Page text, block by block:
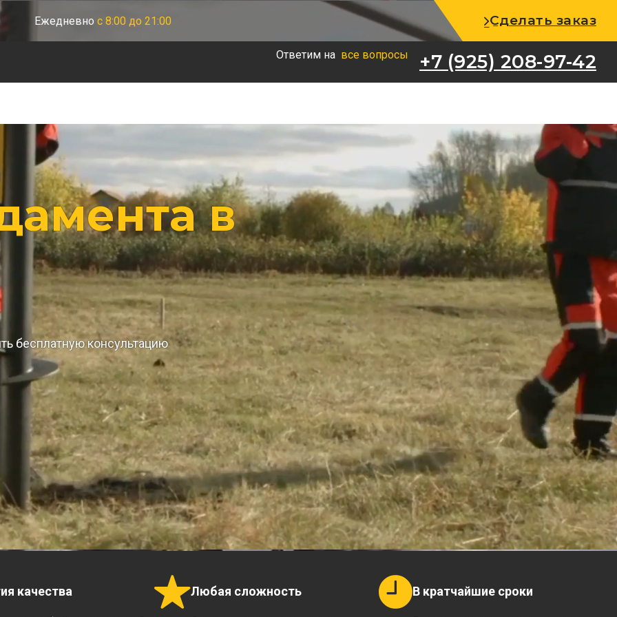
+7 (925) 208-97-42
Ежедневно с 8:00 до 21:00 Сделать заказ
Ответим на все вопросы +7 (925) 208-97-42
в
бесплатную консультацию
качества Любая сложность В кратчайшие сроки